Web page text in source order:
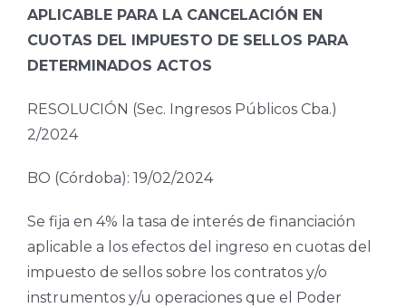
APLICABLE PARA LA CANCELACIÓN EN
CUOTAS DEL IMPUESTO DE SELLOS PARA
DETERMINADOS ACTOS
RESOLUCIÓN (Sec. Ingresos Públicos Cba.)
2/2024
BO (Córdoba): 19/02/2024
Se fija en 4% la tasa de interés de financiación
aplicable a los efectos del ingreso en cuotas del
impuesto de sellos sobre los contratos y/o
instrumentos y/u operaciones que el Poder